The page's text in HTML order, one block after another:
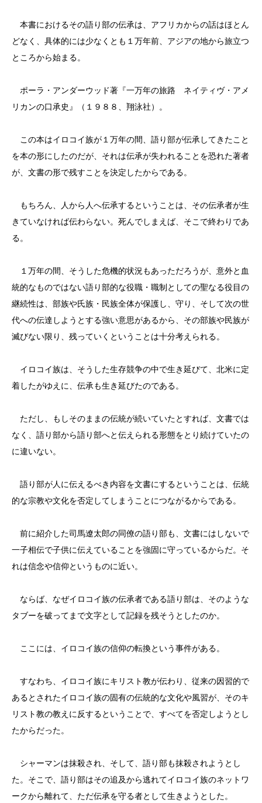
本書におけるその語り部の伝承は、アフリカからの話はほとん
どなく、具体的には少なくとも１万年前、アジアの地から旅立つ
ところから始まる。
ポーラ・アンダーウッド著『一万年の旅路 ネイティヴ・アメ
リカンの口承史』（１９８８、翔泳社）。
この本はイロコイ族が１万年の間、語り部が伝承してきたこと
を本の形にしたのだが、それは伝承が失われることを恐れた著者
が、文書の形で残すことを決定したからである。
もちろん、人から人へ伝承するということは、その伝承者が生
きていなければ伝わらない。死んでしまえば、そこで終わりであ
る。
１万年の間、そうした危機的状況もあっただろうが、意外と血
統的なものではない語り部的な役職・職制としての聖なる役目の
継続性は、部族や氏族・民族全体が保護し、守り、そして次の世
代への伝達しようとする強い意思があるから、その部族や民族が
滅びない限り、残っていくということは十分考えられる。
イロコイ族は、そうした生存競争の中で生き延びて、北米に定
着したがゆえに、伝承も生き延びたのである。
ただし、もしそのままの伝統が続いていたとすれば、文書では
なく、語り部から語り部へと伝えられる形態をとり続けていたの
に違いない。
語り部が人に伝えるべき内容を文書にするということは、伝統
的な宗教や文化を否定してしまうことにつながるからである。
前に紹介した司馬遼太郎の同僚の語り部も、文書にはしないで
一子相伝で子供に伝えていることを強固に守っているからだ。そ
れは信念や信仰というものに近い。
ならば、なぜイロコイ族の伝承者である語り部は、そのような
タブーを破ってまで文字として記録を残そうとしたのか。
ここには、イロコイ族の信仰の転換という事件がある。
すなわち、イロコイ族にキリスト教が伝わり、従来の因習的で
あるとされたイロコイ族の固有の伝統的な文化や風習が、そのキ
リスト教の教えに反するということで、すべてを否定しようとし
たからだった。
シャーマンは抹殺され、そして、語り部も抹殺されようとし
た。そこで、語り部はその追及から逃れてイロコイ族のネットワ
ークから離れて、ただ伝承を守る者として生きようとした。